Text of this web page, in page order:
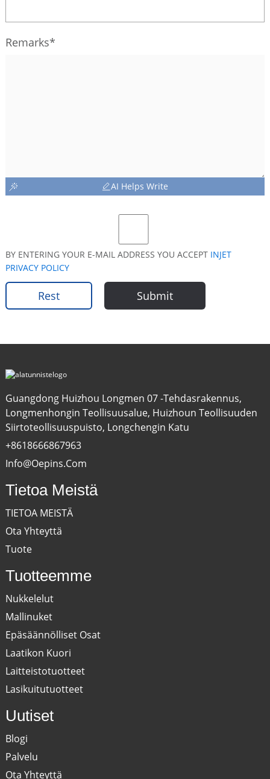
Remarks*
AI Helps Write
BY ENTERING YOUR E-MAIL ADDRESS YOU ACCEPT INJET
PRIVACY POLICY
Rest Submit
Guangdong Huizhou Longmen 07 -tehdasrakennus,
Longmenhongin Teollisuusalue, Huizhoun Teollisuuden
Siirtoteollisuuspuisto, Longchengin Katu
+8618666867963
Info@oepins.com
Tietoa Meistä
TIETOA MEISTÄ
Ota Yhteyttä
Tuote
Tuotteemme
Nukkelelut
Mallinuket
Epäsäännölliset Osat
Laatikon Kuori
Laitteistotuotteet
Lasikuitutuotteet
Uutiset
Blogi
Palvelu
Ota Yhteyttä